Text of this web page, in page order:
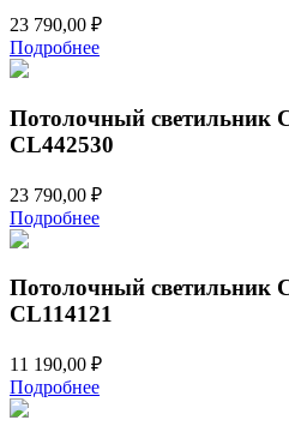
23 790,00 ₽
Подробнее
Потолочный светильник
CL442530
23 790,00 ₽
Подробнее
Потолочный светильник
CL114121
11 190,00 ₽
Подробнее